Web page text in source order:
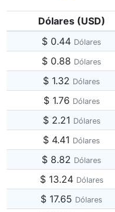
Dólares (USD)
$ 0.44 Dólares
$ 0.88 Dólares
$ 1.32 Dólares
$ 1.76 Dólares
$ 2.21 Dólares
$ 4.41 Dólares
$ 8.82 Dólares
$ 13.24 Dólares
$ 17.65 Dólares